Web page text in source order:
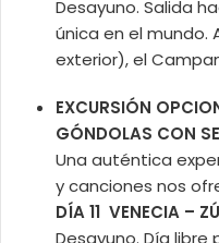
Desayuno. Salida
única en el mundo.
exterior), el
EXCURSIÓN
GÓNDOLAS CON
Una auténtica
y canciones nos
DÍA 11 VENECIA –
Desayuno. Día